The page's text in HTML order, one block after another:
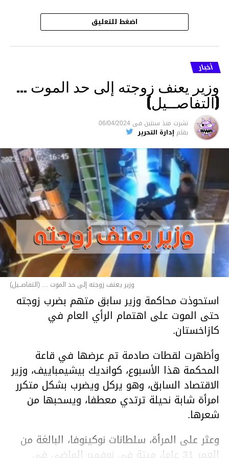
اضغط للتعليق
أخبار
وزير يعنف زوجته إلى حد الموت …
(التفاصــيل)
نشرت منذ سنتين فى 06/04/2024
بقلم إدارة التحرير
وزير يعنف زوجته إلى حد الموت ... (التفاصــيل)
استحوذت محاكمة وزير سابق متهم بضرب زوجته
حتى الموت على اهتمام الرأي العام في
كازاخستان.
وأظهرت لقطات صادمة تم عرضها في قاعة
المحكمة هذا الأسبوع، كوانديك بيشيمباييف، وزير
الاقتصاد السابق، وهو يركل ويضرب بشكل متكرر
امرأة شابة نحيلة ترتدي معطفا، ويسحبها من
شعرها.
وعثر على المرأة، سلطانات نوكينوفا، البالغة من